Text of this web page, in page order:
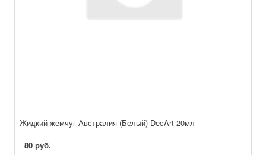
Жидкий жемчуг Австралия (Белый) DecArt 20мл
80 руб.